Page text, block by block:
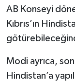
AB Konseyi
Kıbrıs’ın
Modi ayrıca, son
Hindistan’a